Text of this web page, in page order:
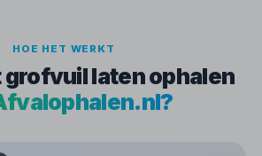
HOE HET WERKT
grofvuil laten ophalen